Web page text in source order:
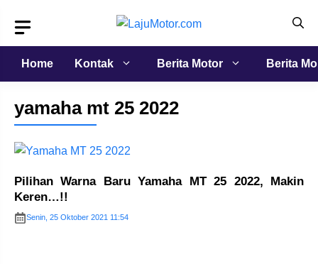
isi
Home
Kontak Berita Motor Berita
yamaha mt 25 2022
Pilihan Warna Baru Yamaha MT 25 2022, Makin
Keren…!!
Senin, 25 Oktober 2021 11:54